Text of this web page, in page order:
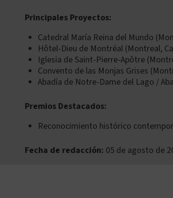
Principales Proyectos:
Catedral María Reina del Mundo
Hôtel-Dieu de Montréal (Montreal,
Iglesia de Saint-Pierre-Apôtre
Convento de las Monjas Grises
Abadía de Notre-Dame del Lago /
Premios Destacados:
Reconocimiento histórico
Fecha de redacción: 05 de agosto de